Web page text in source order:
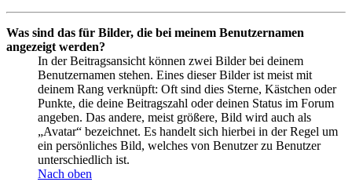
Was sind das für Bilder, die bei meinem Benutzernamen
angezeigt werden?
In der Beitragsansicht können zwei Bilder bei deinem
Benutzernamen stehen. Eines dieser Bilder ist meist mit
deinem Rang verknüpft: Oft sind dies Sterne, Kästchen oder
Punkte, die deine Beitragszahl oder deinen Status im Forum
angeben. Das andere, meist größere, Bild wird auch als
„Avatar“ bezeichnet. Es handelt sich hierbei in der Regel um
ein persönliches Bild, welches von Benutzer zu Benutzer
unterschiedlich ist.
Nach oben